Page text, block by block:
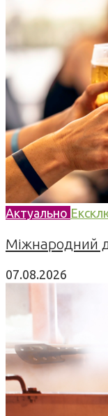
Актуально
Міжнародний
07.08.2026